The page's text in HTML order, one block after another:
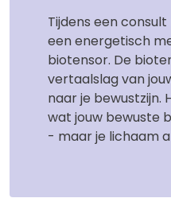
Tijdens een
een energetisch
biotensor. De
vertaalslag van
naar je
wat jouw bewuste
- maar je lichaam